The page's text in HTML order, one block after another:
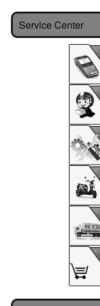
Service Center